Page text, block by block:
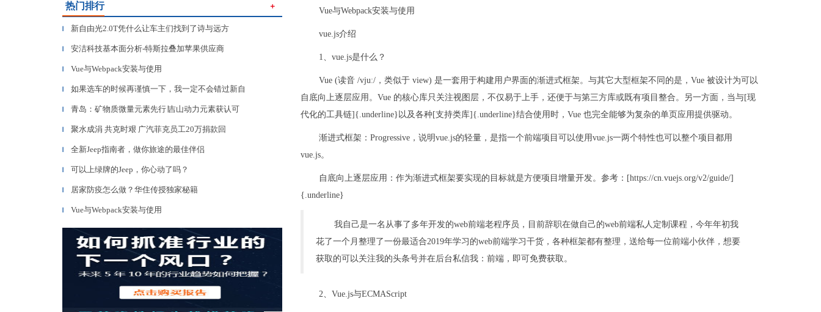
热门排行 ＋
▎ 新自由光2.0T凭什么让车主们找到了诗与远方
▎ 安洁科技基本面分析-特斯拉叠加苹果供应商
▎ Vue与Webpack安装与使用
▎ 如果选车的时候再谨慎一下，我一定不会错过新自
▎ 青岛：矿物质微量元素先行∣吉山动力元素获认可
▎ 聚水成涓 共克时艰 广汽菲克员工20万捐款回
▎ 全新Jeep指南者，做你旅途的最佳伴侣
▎ 可以上绿牌的Jeep，你心动了吗？
▎ 居家防疫怎么做？华住传授独家秘籍
▎ Vue与Webpack安装与使用
Vue与Webpack安装与使用
vue.js介绍
1、vue.js是什么？
​Vue (读音 /vjuː/，类似于 view) 是一套用于构建用户界面的渐进式框架。与其它大型框架不同的是，Vue 被设计为可以
自底向上逐层应用。Vue 的核心库只关注视图层，不仅易于上手，还便于与第三方库或既有项目整合。另一方面，当与[现
代化的工具链]{.underline}以及各种[支持类库]{.underline}结合使用时，Vue 也完全能够为复杂的单页应用提供驱动。
渐进式框架：Progressive，说明vue.js的轻量，是指一个前端项目可以使用vue.js一两个特性也可以整个项目都用
vue.js。
自底向上逐层应用：作为渐进式框架要实现的目标就是方便项目增量开发。参考：[https://cn.vuejs.org/v2/guide/]
{.underline}
我自己是一名从事了多年开发的web前端老程序员，目前辞职在做自己的web前端私人定制课程，今年年初我
花了一个月整理了一份最适合2019年学习的web前端学习干货，各种框架都有整理，送给每一位前端小伙伴，想要
获取的可以关注我的头条号并在后台私信我：前端，即可免费获取。
2、Vue.js与ECMAScript